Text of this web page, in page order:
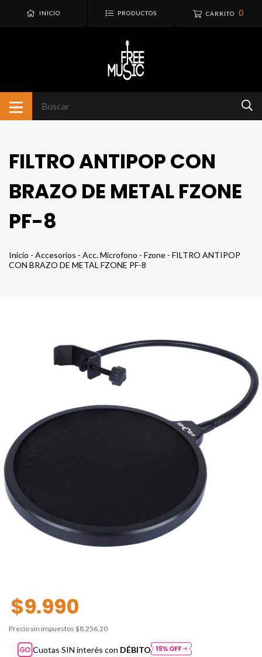
INICIO PRODUCTOS CARRITO 0
FILTRO ANTIPOP CON
BRAZO DE METAL FZONE
PF-8
Inicio - Accesorios - Acc. Microfono - Fzone - FILTRO ANTIPOP
CON BRAZO DE METAL FZONE PF-8
$9.990
Precio sin impuestos $8.256,20
Cuotas SIN interés con DÉBITO